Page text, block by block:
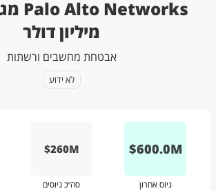
מיליון דולר
אבטחת מחשבים ורשתות
לא ידוע
M
600.0
$
גיוס אחרון
$260M
סה״כ גיוסים